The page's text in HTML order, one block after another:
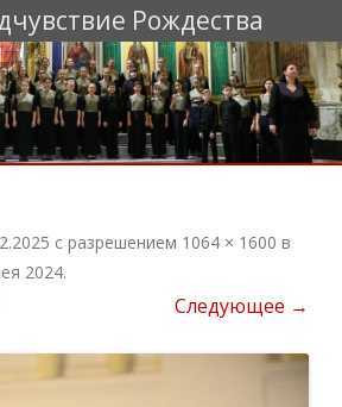
Рождества
с разрешением 1064 × 1600 в
2024.
Следующее →